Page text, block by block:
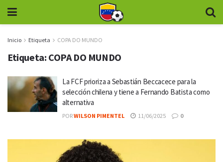
Inicio Etiqueta COPA DO MUNDO
Etiqueta: COPA DO MUNDO
La FCF prioriza a Sebastián Beccacece para la
selección chilena y tiene a Fernando Batista como
alternativa
PORWILSON PIMENTEL 11/06/2025 0